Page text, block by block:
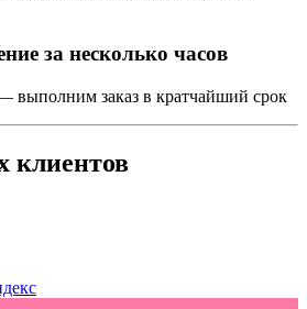
за несколько часов
выполним заказ в кратчайший срок